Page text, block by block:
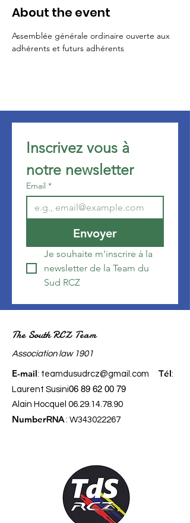
About the event
Assemblée générale ordinaire ouverte aux
adhérents et futurs adhérents
Inscrivez vous à
notre newsletter
Email *
Envoyer
Je souhaite m'inscrire à la
newsletter de la Team du
Sud RCZ
The South RCZ Team
​Association law 1901
E-mail: teamdusudrcz@gmail.com Tél:
Laurent Susini06 89 62 00 79
Alain Hocquel 06.29.14.78.90
NumberRNA: W343022267